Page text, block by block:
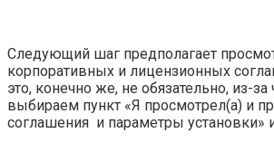
Следующий шаг предполагает
корпоративных и лицензионных
это, конечно же, не обязательно, из-за
выбираем пункт «Я просмотрел(а) и
соглашения и параметры